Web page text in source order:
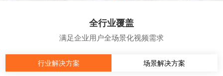
全行业覆盖
满足企业用户全场景化视频需求
行业解决方案 场景解决方案